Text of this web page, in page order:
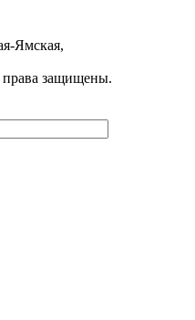
Ямская,
защищены.